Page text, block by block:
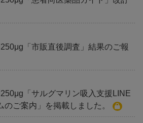
「市販直後調査」結果のご報
「サルグマリン吸入支援LINE
ご案内」を掲載しました。